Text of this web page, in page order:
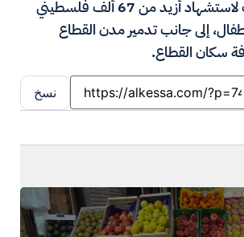
لمدة عامين وأدت لاستشهاد أزيد من 67 ألف فلسطيني
إلى جانب تدمير مدن القطاع
سكان القطاع.
نسخ